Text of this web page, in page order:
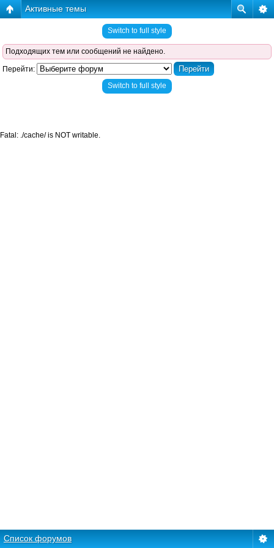
Активные темы
Switch to full style
Подходящих тем или сообщений не найдено.
Перейти:
Switch to full style
Список форумов
Fatal: ./cache/ is NOT writable.